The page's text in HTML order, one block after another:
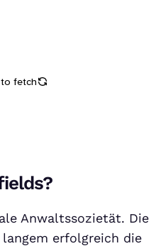
Anwaltssozietät. Die
erfolgreich die